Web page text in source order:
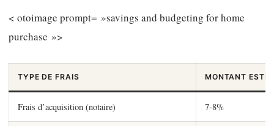
< otoimage prompt= »savings and budgeting for home
purchase »>
TYPE DE FRAIS MONTANT
Frais d’acquisition (notaire) 7-8%